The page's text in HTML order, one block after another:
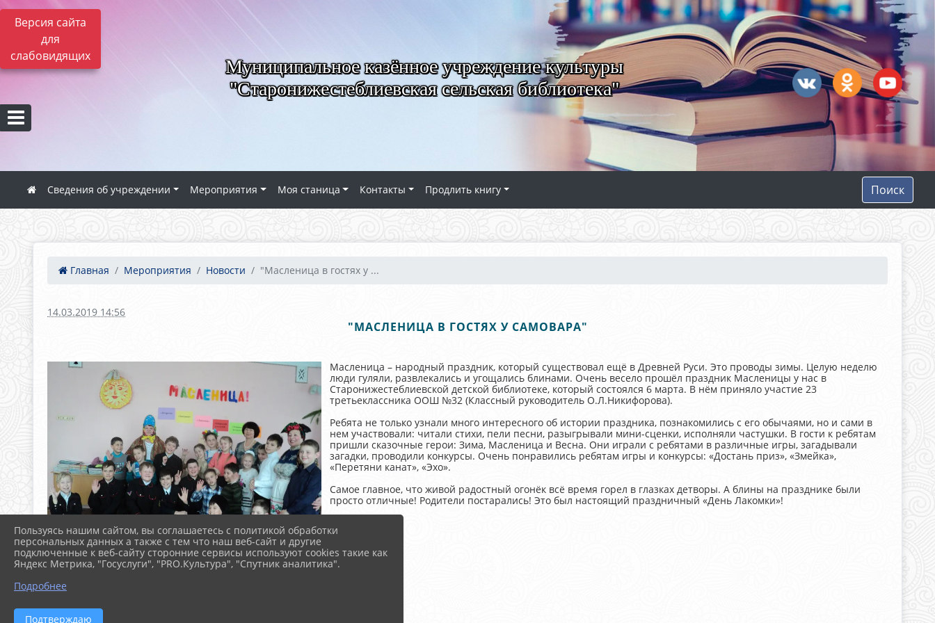
Версия сайта
для
слабовидящих
Муниципальное казённое учреждение культуры
"Старонижестеблиевская сельская библиотека"
Сведения об учреждении Мероприятия Моя станица Контакты Продлить книгу Поиск
Главная Мероприятия Новости "Масленица в гостях у ...
14.03.2019 14:56
"МАСЛЕНИЦА В ГОСТЯХ У САМОВАРА"
Масленица – народный праздник, который существовал ещё в Древней Руси. Это проводы зимы. Целую неделю
люди гуляли, развлекались и угощались блинами. Очень весело прошёл праздник Масленицы у нас в
Старонижестеблиевской детской библиотеке, который состоялся 6 марта. В нём приняло участие 23
третьеклассника ООШ №32 (Классный руководитель О.Л.Никифорова).
Ребята не только узнали много интересного об истории праздника, познакомились с его обычаями, но и сами в
нем участвовали: читали стихи, пели песни, разыгрывали мини-сценки, исполняли частушки. В гости к ребятам
пришли сказочные герои: Зима, Масленица и Весна. Они играли с ребятами в различные игры, загадывали
загадки, проводили конкурсы. Очень понравились ребятам игры и конкурсы: «Достань приз», «Змейка»,
«Перетяни канат», «Эхо».
Самое главное, что живой радостный огонёк всё время горел в глазках детворы. А блины на празднике были
просто отличные! Родители постарались! Это был настоящий праздничный «День Лакомки»!
Пользуясь нашим сайтом, вы соглашаетесь с политикой обработки
персональных данных а также с тем что наш веб-сайт и другие
подключенные к веб-сайту сторонние сервисы используют cookies такие как
Яндекс Метрика, "Госуслуги", "PRO.Культура", "Спутник аналитика".
Подробнее
Подтверждаю